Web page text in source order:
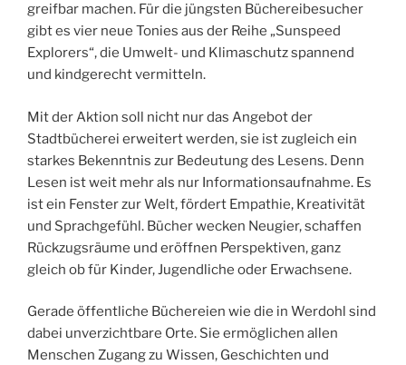
greifbar machen. Für die jüngsten Büchereibesucher
gibt es vier neue Tonies aus der Reihe „Sunspeed
Explorers“, die Umwelt- und Klimaschutz spannend
und kindgerecht vermitteln.
Mit der Aktion soll nicht nur das Angebot der
Stadtbücherei erweitert werden, sie ist zugleich ein
starkes Bekenntnis zur Bedeutung des Lesens. Denn
Lesen ist weit mehr als nur Informationsaufnahme. Es
ist ein Fenster zur Welt, fördert Empathie, Kreativität
und Sprachgefühl. Bücher wecken Neugier, schaffen
Rückzugsräume und eröffnen Perspektiven, ganz
gleich ob für Kinder, Jugendliche oder Erwachsene.
Gerade öffentliche Büchereien wie die in Werdohl sind
dabei unverzichtbare Orte. Sie ermöglichen allen
Menschen Zugang zu Wissen, Geschichten und